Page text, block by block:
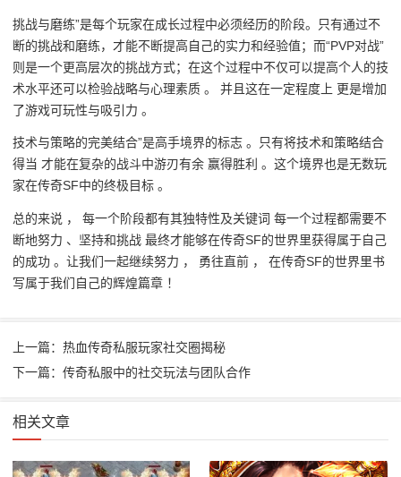
挑战与磨练”是每个玩家在成长过程中必须经历的阶段。只有通过不
断的挑战和磨练，才能不断提高自己的实力和经验值；而“PVP对战”
则是一个更高层次的挑战方式；在这个过程中不仅可以提高个人的技
术水平还可以检验战略与心理素质 。 并且这在一定程度上 更是增加
了游戏可玩性与吸引力 。
技术与策略的完美结合”是高手境界的标志 。只有将技术和策略结合
得当 才能在复杂的战斗中游刃有余 赢得胜利 。这个境界也是无数玩
家在传奇SF中的终极目标 。
总的来说 ， 每一个阶段都有其独特性及关键词 每一个过程都需要不
断地努力 、坚持和挑战 最终才能够在传奇SF的世界里获得属于自己
的成功 。让我们一起继续努力 ， 勇往直前 ， 在传奇SF的世界里书
写属于我们自己的辉煌篇章 ！
上一篇：热血传奇私服玩家社交圈揭秘
下一篇：传奇私服中的社交玩法与团队合作
相关文章